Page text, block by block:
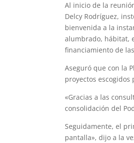
Al inicio de la
Delcy Rodríguez,
bienvenida a la
alumbrado, hábitat,
financiamiento de
Aseguró que con la
proyectos
«Gracias a las
consolidación del
Seguidamente, el
pantalla», dijo a la